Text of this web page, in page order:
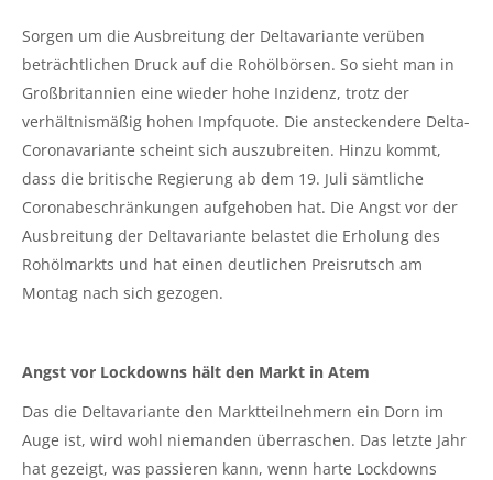
Sorgen um die Ausbreitung der Deltavariante verüben
beträchtlichen Druck auf die Rohölbörsen. So sieht man in
Großbritannien eine wieder hohe Inzidenz, trotz der
verhältnismäßig hohen Impfquote. Die ansteckendere Delta-
Coronavariante scheint sich auszubreiten. Hinzu kommt,
dass die britische Regierung ab dem 19. Juli sämtliche
Coronabeschränkungen aufgehoben hat. Die Angst vor der
Ausbreitung der Deltavariante belastet die Erholung des
Rohölmarkts und hat einen deutlichen Preisrutsch am
Montag nach sich gezogen.
Angst vor Lockdowns hält den Markt in Atem
Das die Deltavariante den Marktteilnehmern ein Dorn im
Auge ist, wird wohl niemanden überraschen. Das letzte Jahr
hat gezeigt, was passieren kann, wenn harte Lockdowns